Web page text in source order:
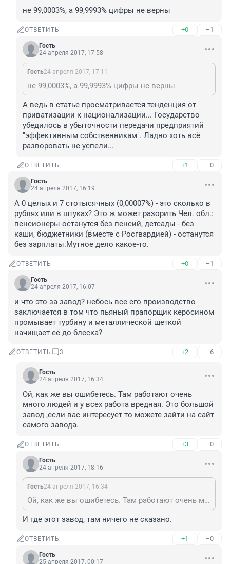
не 99,0003%, а 99,9993% цифры не верны
ОТВЕТИТЬ +0 –1
Гость
24 апреля 2017, 17:58
Гость24 апреля 2017, 17:11
не 99,0003%, а 99,9993% цифры не верны
А ведь в статье просматривается тенденция от
приватизации к национализации... Государство
убедилось в убыточности передачи предприятий
"эффективным собственникам". Ладно хоть всё
разворовать не успели...
ОТВЕТИТЬ +1 –0
Гость
24 апреля 2017, 16:19
А 0 целых и 7 стотысячных (0,00007%) - это сколько в
рублях или в штуках? Это ж может разорить Чел. обл.:
пенсионеры останутся без пенсий, детсады - без
каши, бюджетники (вместе с Росгвардией) - останутся
без зарплаты.Мутное дело какое-то.
ОТВЕТИТЬ +0 –1
Гость
24 апреля 2017, 16:07
и что это за завод? небось все его производство
заключается в том что пьяный прапорщик керосином
промывает турбину и металлической щеткой
начищает её до блеска?
ОТВЕТИТЬ 3 +2 –6
Гость
24 апреля 2017, 16:34
Ой, как же вы ошибетесь. Там работают очень
много людей и у всех работа вредная. Это большой
завод ,если вас интересует то можете зайти на сайт
самого завода.
ОТВЕТИТЬ +3 –0
Гость
24 апреля 2017, 18:16
Гость24 апреля 2017, 16:34
Ой, как же вы ошибетесь. Там работают очень много людей и у всех работа вредная. Это большой завод ,если вас интересует то можете зайти на сайт самого завода.
И где этот завод, там ничего не сказано.
ОТВЕТИТЬ +1 –0
Гость
25 апреля 2017, 00:17